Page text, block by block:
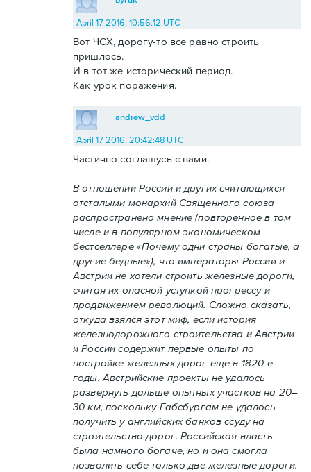
April 17 2016, 10:56:12 UTC
Вот ЧСХ, дорогу-то все равно строить
пришлось.
И в тот же исторический период.
Как урок поражения.
andrew_vdd
April 17 2016, 20:42:48 UTC
Частично соглашусь с вами.
В отношении России и других считающихся
отсталыми монархий Священного союза
распространено мнение (повторенное в том
числе и в популярном экономическом
бестселлере «Почему одни страны богатые, а
другие бедные»), что императоры России и
Австрии не хотели строить железные дороги,
считая их опасной уступкой прогрессу и
продвижением революций. Сложно сказать,
откуда взялся этот миф, если история
железнодорожного строительства и Австрии
и России содержит первые опыты по
постройке железных дорог еще в 1820-е
годы. Австрийские проекты не удалось
развернуть дальше опытных участков на 20–
30 км, поскольку Габсбургам не удалось
получить у английских банков ссуду на
строительство дорог. Российская власть
была намного богаче, но и она смогла
позволить себе только две железные дороги.